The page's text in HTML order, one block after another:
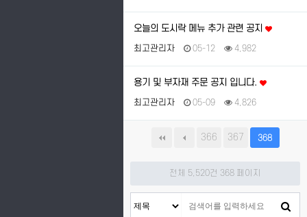
오늘의 도시락 메뉴 추가 관련 공지
최고관리자 05-12 4,982
용기 및 부자재 주문 공지 입니다.
최고관리자 05-09 4,826
366 367 368
전체 5,520건 368 페이지